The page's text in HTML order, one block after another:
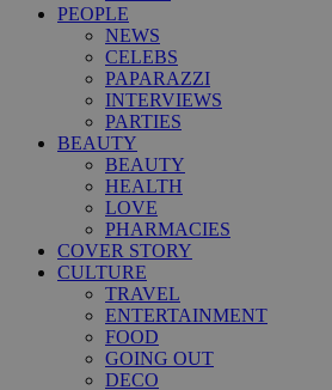
PEOPLE
NEWS
CELEBS
PAPARAZZI
INTERVIEWS
PARTIES
BEAUTY
BEAUTY
HEALTH
LOVE
PHARMACIES
COVER STORY
CULTURE
TRAVEL
ENTERTAINMENT
FOOD
GOING OUT
DECO